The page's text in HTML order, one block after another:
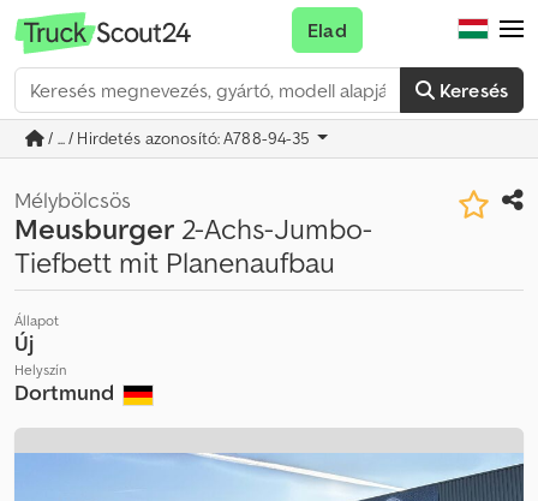
Keresés
Elad
/ ... / Hirdetés azonosító: A788-94-35
Mélybölcsös
Meusburger 2-Achs-Jumbo-
Tiefbett mit Planenaufbau
Állapot
Új
Helyszín
Dortmund